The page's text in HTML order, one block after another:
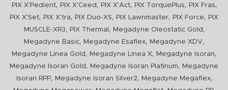
PIX X'Pedient, PIX X'Ceed , PIX X'Act, PIX TorquePlus, PIX Fras,
PIX X'Set, PIX X'tra, PIX Duo-XS, PIX Lawnmaster, PIX Force,
PIX
MUSCLE-XR3, PIX Thermal , Megadyne Oleostatic Gold ,
Megadyne Basic, Megadyne Esaflex, Megadyne XDV,
Megadyne Linea Gold , Megadyne Linea X, Megadyne Isoran,
Megadyne Isoran Gold , Megadyne Isoran Platinum,
Megadyne
Isoran RPP, Megadyne Isoran Silver2, Megadyne Megaflex,